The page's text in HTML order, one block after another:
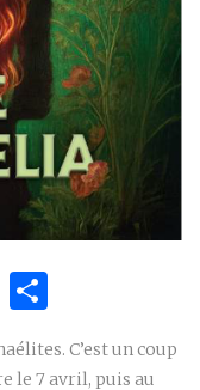
Pinterest
C’est un coup
le 7 avril, puis au